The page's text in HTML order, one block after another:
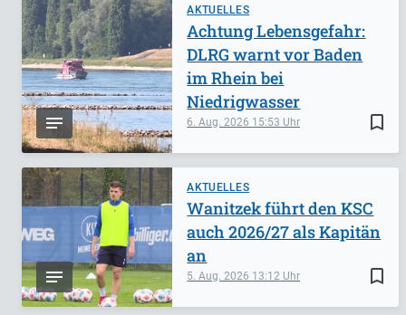
AKTUELLES
bookmark_border
6. Aug. 2026 15:53
Achtung Lebensgefahr:
DLRG warnt vor Baden
im Rhein bei
Niedrigwasser
AKTUELLES
bookmark_border
5. Aug. 2026 13:12
Wanitzek führt den KSC
auch 2026/27 als Kapitän
an